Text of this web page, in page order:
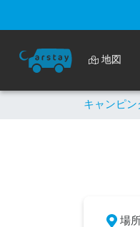
地図
キャンピ
場